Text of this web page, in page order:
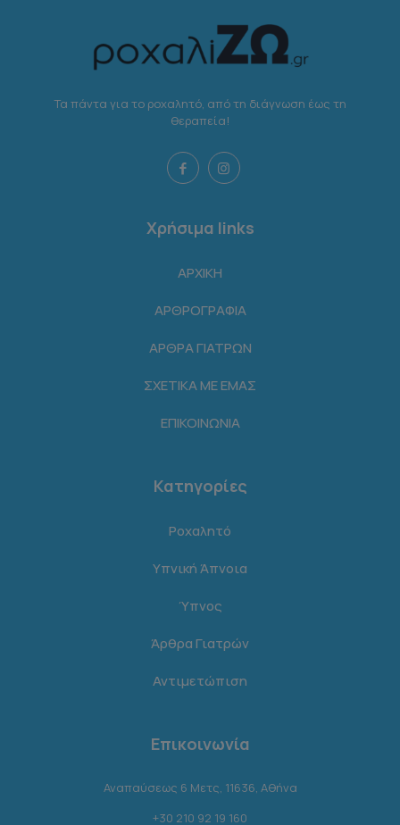
Τα πάντα για το ροχαλητό, από τη διάγνωση έως τη
θεραπεία!
Χρήσιμα links
ΑΡΧΙΚΗ
ΑΡΘΡΟΓΡΑΦΙΑ
ΑΡΘΡΑ ΓΙΑΤΡΩΝ
ΣΧΕΤΙΚΑ ΜΕ ΕΜΑΣ
ΕΠΙΚΟΙΝΩΝΙΑ
Κατηγορίες
Ροχαλητό
Υπνική Άπνοια
Ύπνος
Άρθρα Γιατρών
Αντιμετώπιση
Επικοινωνία
Αναπαύσεως 6 Μετς, 11636, Αθήνα
+30 210 92 19 160